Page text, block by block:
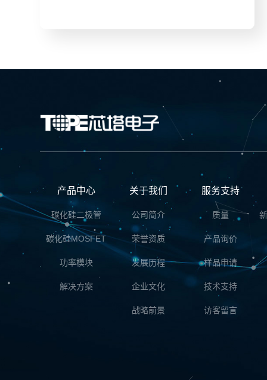
产品中心
碳化硅二极管
碳化硅MOSFET
功率模块
解决方案
关于我们
公司简介
荣誉资质
发展历程
企业文化
战略前景
服务支持
质量
产品询价
样品申请
技术支持
访客留言